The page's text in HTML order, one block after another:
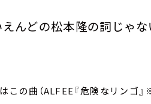
んどの松本隆の詞じゃ
この曲（ALFEE 『危険なリンゴ